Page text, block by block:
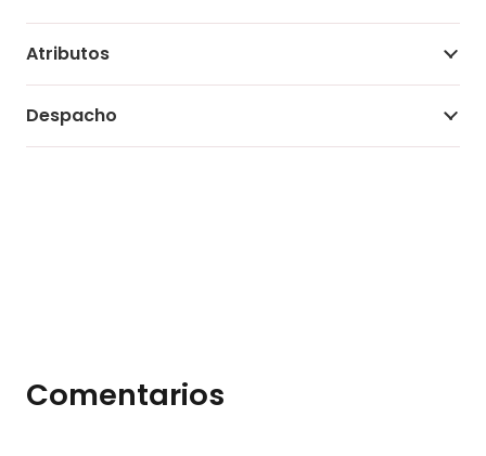
Atributos
Despacho
Comentarios